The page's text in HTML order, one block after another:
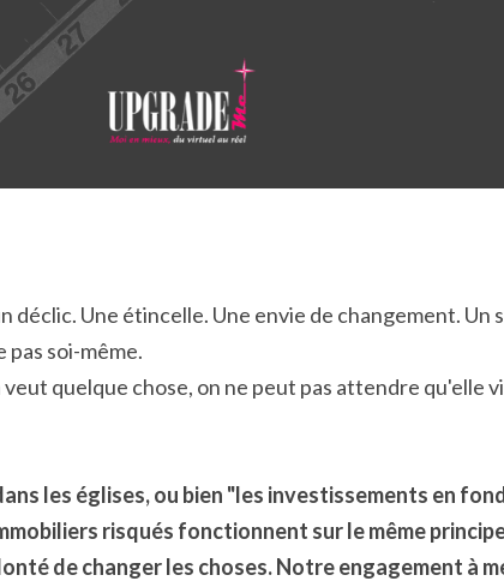
déclic. Une étincelle. Une envie de changement. Un
pas soi-même.
quelque chose, on ne peut pas attendre qu'elle
les églises, ou bien "les investissements en
risqués fonctionnent sur le même
de changer les choses. Notre engagement à